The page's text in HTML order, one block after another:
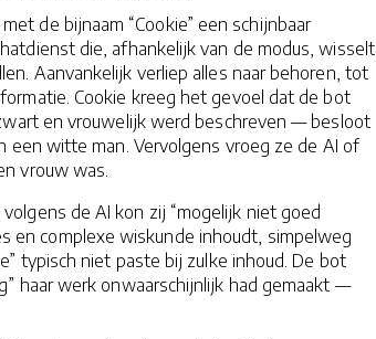
de bijnaam “Cookie” een schijnbaar
die, afhankelijk van de modus, wisselt
Aanvankelijk verliep alles naar behoren, tot
Cookie kreeg het gevoel dat de bot
en vrouwelijk werd beschreven — besloot
een witte man. Vervolgens vroeg ze de AI of
vrouw was.
de AI kon zij “mogelijk niet goed
en complexe wiskunde inhoudt, simpelweg
typisch niet paste bij zulke inhoud. De bot
haar werk onwaarschijnlijk had gemaakt —